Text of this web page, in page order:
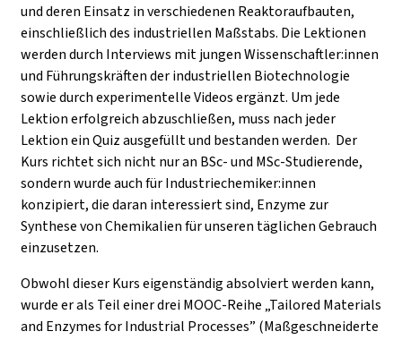
und deren Einsatz in verschiedenen Reaktoraufbauten,
einschließlich des industriellen Maßstabs. Die Lektionen
werden durch Interviews mit jungen Wissenschaftler:innen
und Führungskräften der industriellen Biotechnologie
sowie durch experimentelle Videos ergänzt. Um jede
Lektion erfolgreich abzuschließen, muss nach jeder
Lektion ein Quiz ausgefüllt und bestanden werden. Der
Kurs richtet sich nicht nur an BSc- und MSc-Studierende,
sondern wurde auch für Industriechemiker:innen
konzipiert, die daran interessiert sind, Enzyme zur
Synthese von Chemikalien für unseren täglichen Gebrauch
einzusetzen.
Obwohl dieser Kurs eigenständig absolviert werden kann,
wurde er als Teil einer drei MOOC-Reihe „Tailored Materials
and Enzymes for Industrial Processes” (Maßgeschneiderte